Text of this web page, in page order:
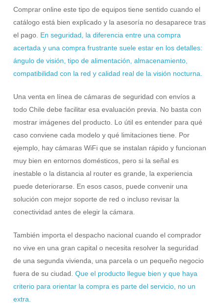
Comprar online este tipo de equipos tiene sentido cuando el
catálogo está bien explicado y la asesoría no desaparece tras
el pago. En seguridad, la diferencia entre una compra
acertada y una compra frustrante suele estar en los detalles:
ángulo de visión, tipo de alimentación, almacenamiento,
compatibilidad con la red y calidad real de la visión nocturna.
Una venta en línea de cámaras de seguridad con envíos a
todo Chile debe facilitar esa evaluación previa. No basta con
mostrar imágenes del producto. Lo útil es entender para qué
caso conviene cada modelo y qué limitaciones tiene. Por
ejemplo, hay cámaras WiFi que se instalan rápido y funcionan
muy bien en entornos domésticos, pero si la señal es
inestable o la distancia al router es grande, la experiencia
puede deteriorarse. En esos casos, puede convenir una
solución con mejor soporte de red o incluso revisar la
conectividad antes de elegir la cámara.
También importa el despacho nacional cuando el comprador
no vive en una gran capital o necesita resolver la seguridad
de una segunda vivienda, una parcela o un pequeño negocio
fuera de su ciudad. Que el producto llegue bien y que haya
criterio para orientar la compra es parte del servicio, no un
extra.